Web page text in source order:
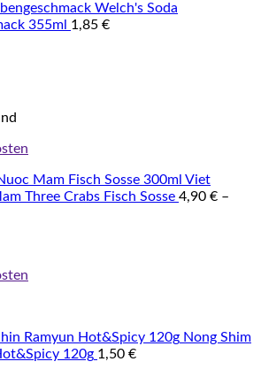
Welch's Soda
355ml 1,85 €
Viet
Three Crabs Fisch Sosse 4,90 € –
Nong Shim
120g 1,50 €